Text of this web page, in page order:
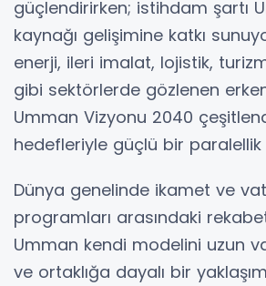
güçlendirirken; istihdam şartı
kaynağı gelişimine katkı
enerji, ileri imalat, lojistik,
gibi sektörlerde gözlenen erken
Umman Vizyonu 2040
hedefleriyle güçlü bir
Dünya genelinde ikamet ve
programları arasındaki
Umman kendi modelini uzun
ve ortaklığa dayalı bir